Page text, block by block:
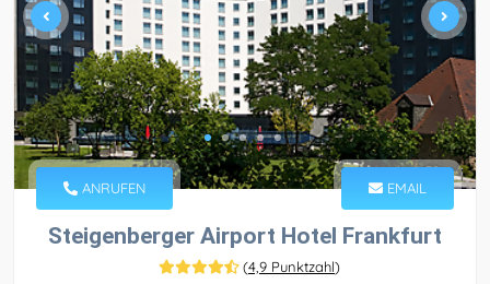
ANRUFEN EMAIL
Steigenberger Airport Hotel Frankfurt
(4,9 Punktzahl)